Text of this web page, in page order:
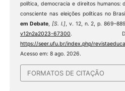
política, democracia e direitos humanos:
consciente nas eleições políticas no
em Debate, [S. l.], v. 12, n. 2, p.
v12n2a2023-67300.
https://seer.ufu.br/index.php/
Acesso em: 8 ago. 2026.
FORMATOS DE CITAÇÃO